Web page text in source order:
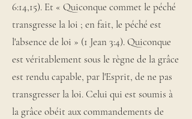
6:14,15). Et « Quiconque commet le péché
transgresse la loi ; en fait, le péché est
l'absence de loi » (1 Jean 3:4). Quiconque
est véritablement sous le règne de la grâce
est rendu capable, par l'Esprit, de ne pas
transgresser la loi. Celui qui est soumis à
la grâce obéit aux commandements de